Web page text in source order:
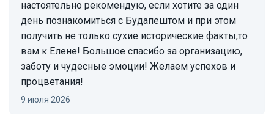
настоятельно рекомендую, если хотите за один
день познакомиться с Будапештом и при этом
получить не только сухие исторические факты,то
вам к Елене! Большое спасибо за организацию,
заботу и чудесные эмоции! Желаем успехов и
процветания!
9 июля 2026